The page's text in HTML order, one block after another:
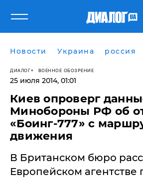
Новости Украина россия
ДИАЛОГ ВОЕННОЕ ОБОЗРЕНИЕ
25 июля 2014, 01:01
Киев опроверг
Минобороны РФ об
«Боинг-777» с
движения
В Британском бюро
Европейском агентстве